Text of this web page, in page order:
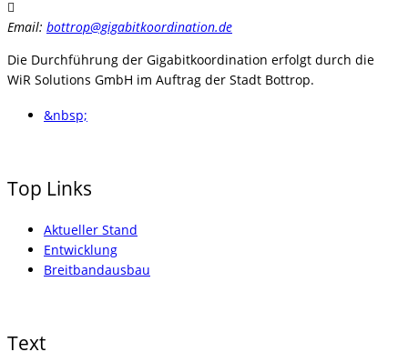
Email: bottrop@gigabitkoordination.de
Die Durchführung der Gigabitkoordination erfolgt durch die
WiR Solutions GmbH im Auftrag der Stadt Bottrop.
&nbsp;
Top Links
Aktueller Stand
Entwicklung
Breitbandausbau
Text